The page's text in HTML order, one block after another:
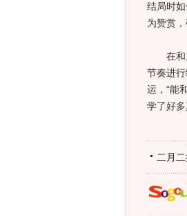
结局时
为赞赏
在和周
节奏进
运，“能
学了好
二月